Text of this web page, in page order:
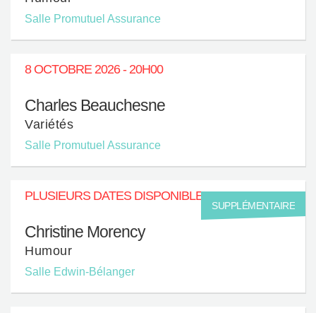
Salle Promutuel Assurance
8 OCTOBRE 2026 - 20H00
Charles Beauchesne
Variétés
Salle Promutuel Assurance
PLUSIEURS DATES DISPONIBLES
SUPPLÉMENTAIRE
Christine Morency
Humour
Salle Edwin-Bélanger